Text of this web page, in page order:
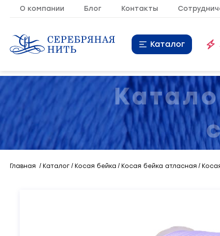
О компании Блог Контакты
Каталог
Молния 9
Резинка 10
Кант
Лента 20
Главная Каталог Косая бейка Косая бейка атласная